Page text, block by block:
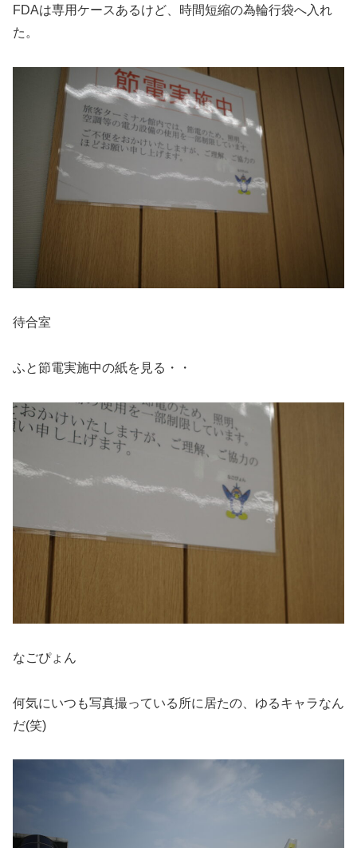
FDAは専用ケースあるけど、時間短縮の為輪行袋へ入れ
た。
待合室
ふと節電実施中の紙を見る・・
なごぴょん
何気にいつも写真撮っている所に居たの、ゆるキャラなん
だ(笑)